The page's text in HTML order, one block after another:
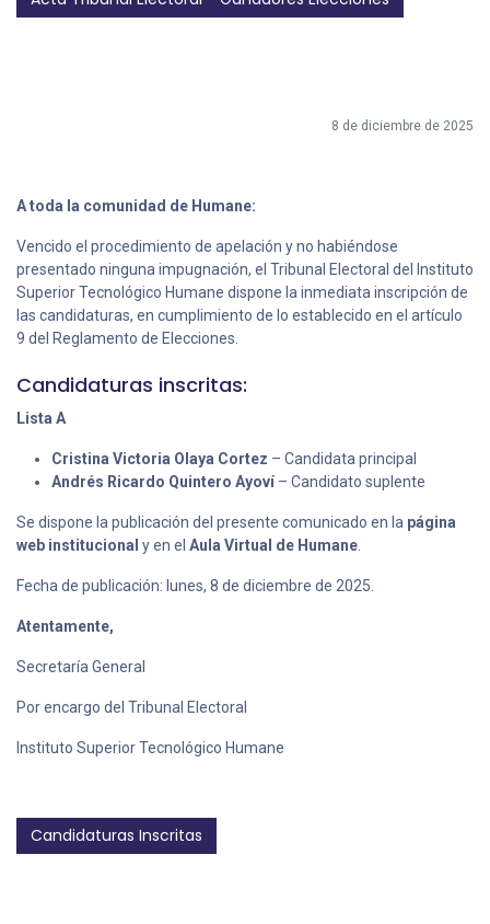
8 de diciembre de 2025
A toda la comunidad de Humane:
Vencido el procedimiento de apelación y no habiéndose
presentado ninguna impugnación, el Tribunal Electoral del Instituto
Superior Tecnológico Humane dispone la inmediata inscripción de
las candidaturas, en cumplimiento de lo establecido en el artículo
9 del Reglamento de Elecciones.
Candidaturas inscritas:
Lista A
Cristina Victoria Olaya Cortez – Candidata principal
Andrés Ricardo Quintero Ayoví – Candidato suplente
Se dispone la publicación del presente comunicado en la página
web institucional y en el Aula Virtual de Humane
Fecha de publicación: lunes, 8 de diciembre de 2025.
Atentamente,
Secretaría General
Por encargo del Tribunal Electoral
Instituto Superior Tecnológico Humane
Candidaturas Inscritas